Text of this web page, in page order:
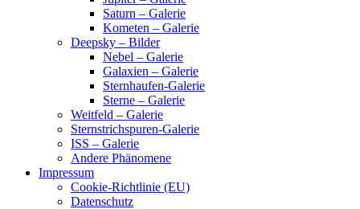
Saturn – Galerie
Kometen – Galerie
Deepsky – Bilder
Nebel – Galerie
Galaxien – Galerie
Sternhaufen-Galerie
Sterne – Galerie
Weitfeld – Galerie
Sternstrichspuren-Galerie
ISS – Galerie
Andere Phänomene
Impressum
Cookie-Richtlinie (EU)
Datenschutz